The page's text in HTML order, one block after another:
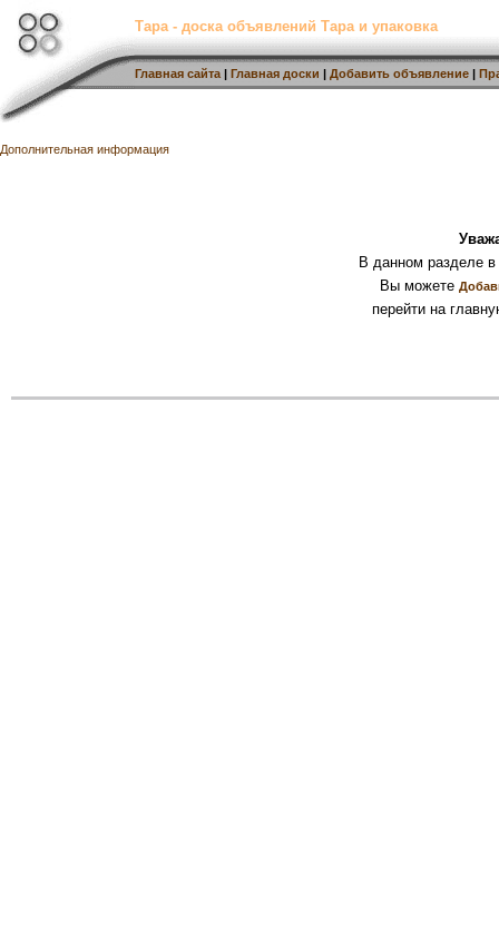
Тара - доска объявлений Тара и упаковка
Главная сайта | Главная доски | Добавить объявление |
Дополнительная информация
В данном разделе
Вы можете
перейти на